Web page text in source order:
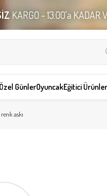
KARGO - 13:00'a KADAR
Özel GünlerOyuncakEğitici Ürünler
askı